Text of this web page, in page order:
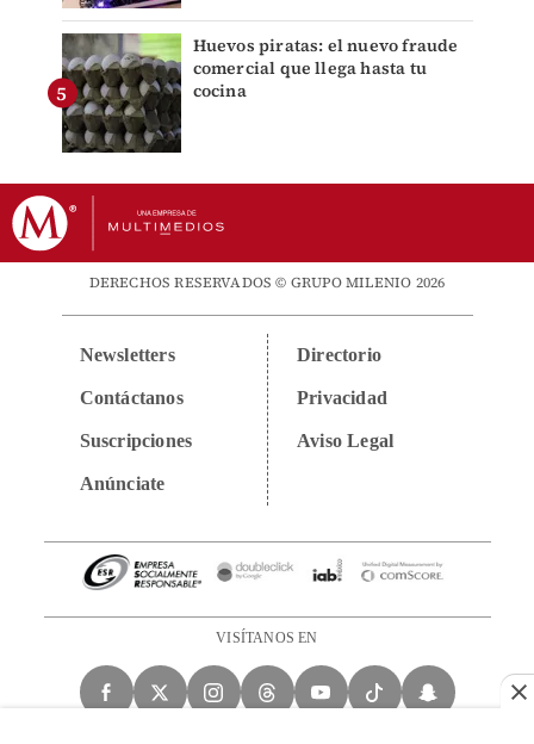
Huevos piratas: el nuevo fraude
comercial que llega hasta tu
cocina
DERECHOS RESERVADOS © GRUPO MILENIO 2026
Newsletters
Contáctanos
Suscripciones
Anúnciate
Directorio
Privacidad
Aviso Legal
VISÍTANOS EN